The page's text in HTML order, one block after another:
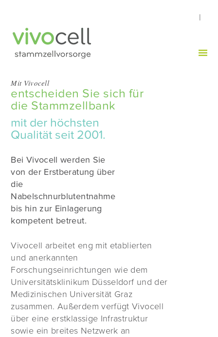
Mit Vivocell
entscheiden Sie sich für
die Stammzellbank
mit der höchsten
Qualität seit 2001.
Bei Vivocell werden Sie
von der Erstberatung über
die
Nabelschnurblutentnahme
bis hin zur Einlagerung
kompetent betreut.
Vivocell arbeitet eng mit etablierten
und anerkannten
Forschungseinrichtungen wie dem
Universitätsklinikum Düsseldorf und der
Medizinischen Universität Graz
zusammen. Außerdem verfügt Vivocell
über eine erstklassige Infrastruktur
sowie ein breites Netzwerk an
|